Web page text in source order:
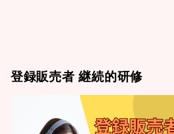
登録販売者 継続的研修